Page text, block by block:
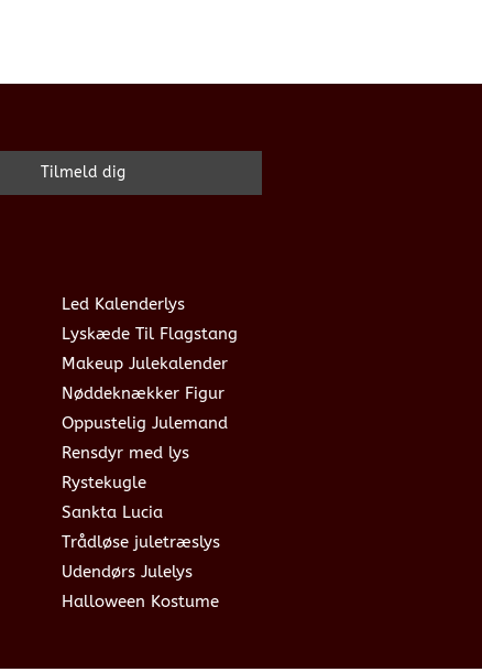
Led Kalenderlys
Lyskæde Til Flagstang
Makeup Julekalender
Nøddeknækker Figur
Oppustelig Julemand
Rensdyr med lys
Rystekugle
Sankta Lucia
Trådløse juletræslys
Udendørs Julelys
Halloween Kostume